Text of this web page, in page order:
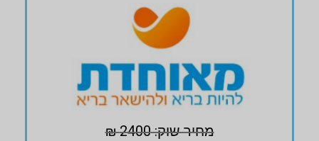
מחיר שוק: 2400 ₪